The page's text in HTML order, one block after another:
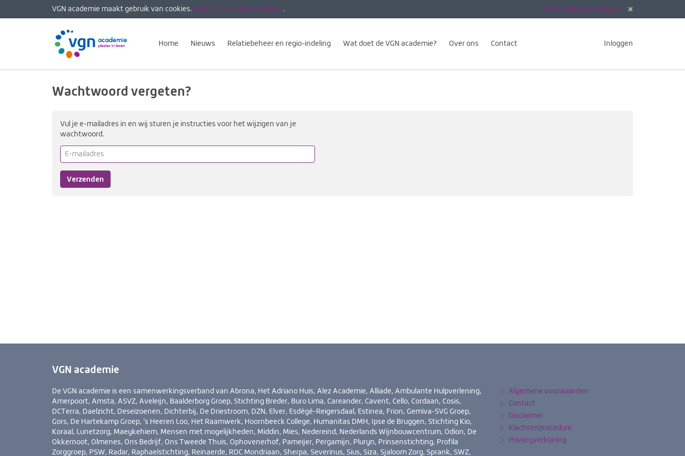
VGN academie maakt gebruik van cookies. Lees hier wat dat betekent. Deze melding verbergen
Home Nieuws Relatiebeheer en regio-indeling Wat doet de VGN academie? Over ons Contact Inloggen
Wachtwoord vergeten?
Vul je e-mailadres in en wij sturen je instructies voor het wijzigen van je
wachtwoord.
E-
mailadres
(verplicht)
Verzenden
VGN academie
De VGN academie is een samenwerkingsverband van Abrona, Het Adriano Huis, Alez Academie, Alliade, Ambulante Hulpverlening,
Amerpoort, Amsta, ASVZ, Aveleijn, Baalderborg Groep, Stichting Breder, Buro Lima, Careander, Cavent, Cello, Cordaan, Cosis,
DCTerra, Daelzicht, Deseizoenen, Dichterbij, De Driestroom, DZN, Elver, Esdégé-Reigersdaal, Estinea, Frion, Gemiva-SVG Groep,
Gors, De Hartekamp Groep, ’s Heeren Loo, Het Raamwerk, Hoornbeeck College, Humanitas DMH, Ipse de Bruggen, Stichting Kio,
Koraal, Lunetzorg, Maeykehiem, Mensen met mogelijkheden, Middin, Mies, Nedereind, Nederlands Wijnbouwcentrum, Odion, De
Okkernoot, Olmenes, Ons Bedrijf, Ons Tweede Thuis, Ophovenerhof, Pameijer, Pergamijn, Pluryn, Prinsenstichting, Profila
Zorggroep, PSW, Radar, Raphaelstichting, Reinaerde, ROC Mondriaan, Sherpa, Severinus, Sius, Siza, Sjaloom Zorg, Sprank, SWZ,
Algemene voorwaarden
Contact
Disclaimer
Klachtenprocedure
Privacyverklaring